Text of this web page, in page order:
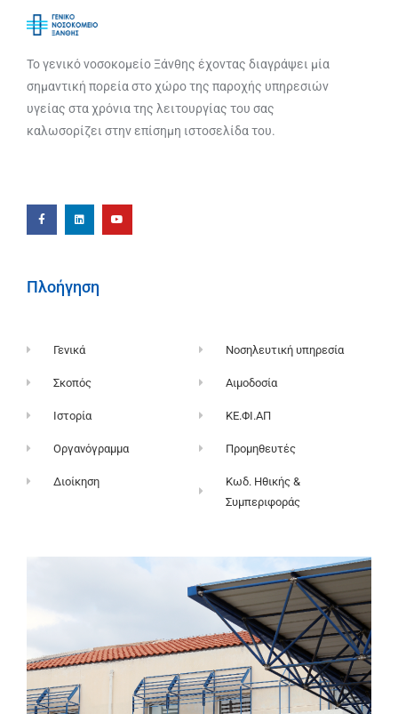
Το γενικό νοσοκομείο Ξάνθης έχοντας διαγράψει μία
σημαντική πορεία στο χώρο της παροχής υπηρεσιών
υγείας στα χρόνια της λειτουργίας του σας
καλωσορίζει στην επίσημη ιστοσελίδα του.
Πλοήγηση
Γενικά
Σκοπός
Ιστορία
Οργανόγραμμα
Διοίκηση
Νοσηλευτική υπηρεσία
Αιμοδοσία
ΚΕ.ΦΙ.ΑΠ
Προμηθευτές
Κωδ. Ηθικής &
Συμπεριφοράς